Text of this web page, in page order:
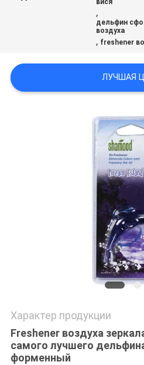
POLICY
вися
,
дельфин
воздуха
, freshener
ЛУЧШАЯ
Характер продукции
Freshener воздуха
самого лучшего
форменный